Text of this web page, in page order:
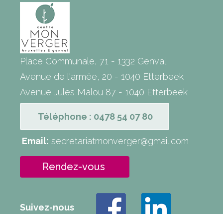
Place Communale, 71 - 1332 Genval
Avenue de l'armée, 20 - 1040 Etterbeek
Avenue Jules Malou 87 - 1040 Etterbeek
Téléphone : 0478 54 07 80
Email: secretariatmonverger@gmail.com
Rendez-vous
Suivez-nous